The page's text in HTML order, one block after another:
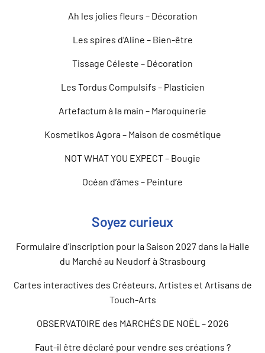
Ah les jolies fleurs – Décoration
Les spires d’Aline – Bien-être
Tissage Céleste – Décoration
Les Tordus Compulsifs – Plasticien
Artefactum à la main – Maroquinerie
Kosmetikos Agora – Maison de cosmétique
NOT WHAT YOU EXPECT – Bougie
Océan d’âmes – Peinture
Soyez curieux
Formulaire d’inscription pour la Saison 2027 dans la Halle
du Marché au Neudorf à Strasbourg
Cartes interactives des Créateurs, Artistes et Artisans de
Touch-Arts
OBSERVATOIRE des MARCHÉS DE NOËL – 2026
Faut-il être déclaré pour vendre ses créations ?